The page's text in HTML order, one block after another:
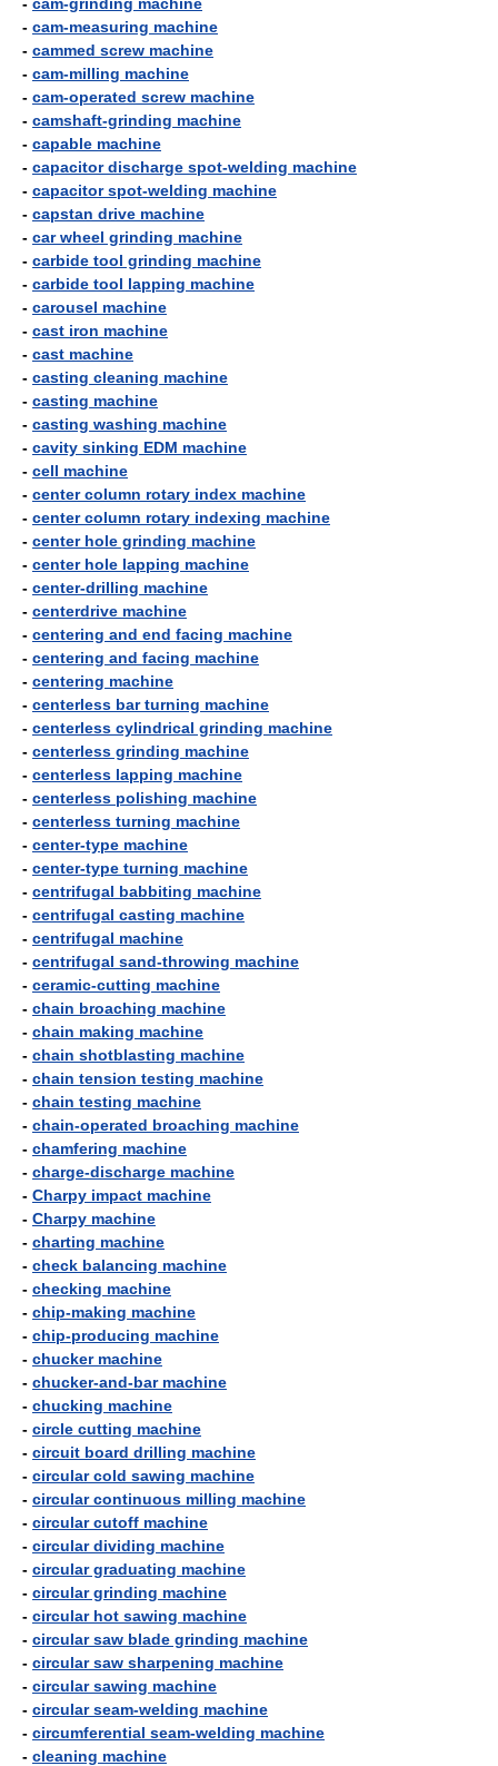
- cam-measuring machine
- cammed screw machine
- cam-milling machine
- cam-operated screw machine
- camshaft-grinding machine
- capable machine
- capacitor discharge spot-welding machine
- capacitor spot-welding machine
- capstan drive machine
- car wheel grinding machine
- carbide tool grinding machine
- carbide tool lapping machine
- carousel machine
- cast iron machine
- cast machine
- casting cleaning machine
- casting machine
- casting washing machine
- cavity sinking EDM machine
- cell machine
- center column rotary index machine
- center column rotary indexing machine
- center hole grinding machine
- center hole lapping machine
- center-drilling machine
- centerdrive machine
- centering and end facing machine
- centering and facing machine
- centering machine
- centerless bar turning machine
- centerless cylindrical grinding machine
- centerless grinding machine
- centerless lapping machine
- centerless polishing machine
- centerless turning machine
- center-type machine
- center-type turning machine
- centrifugal babbiting machine
- centrifugal casting machine
- centrifugal machine
- centrifugal sand-throwing machine
- ceramic-cutting machine
- chain broaching machine
- chain making machine
- chain shotblasting machine
- chain tension testing machine
- chain testing machine
- chain-operated broaching machine
- chamfering machine
- charge-discharge machine
- Charpy impact machine
- Charpy machine
- charting machine
- check balancing machine
- checking machine
- chip-making machine
- chip-producing machine
- chucker machine
- chucker-and-bar machine
- chucking machine
- circle cutting machine
- circuit board drilling machine
- circular cold sawing machine
- circular continuous milling machine
- circular cutoff machine
- circular dividing machine
- circular graduating machine
- circular grinding machine
- circular hot sawing machine
- circular saw blade grinding machine
- circular saw sharpening machine
- circular sawing machine
- circular seam-welding machine
- circumferential seam-welding machine
- cleaning machine